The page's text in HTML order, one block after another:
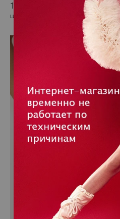
1 860 RUB
LUNA